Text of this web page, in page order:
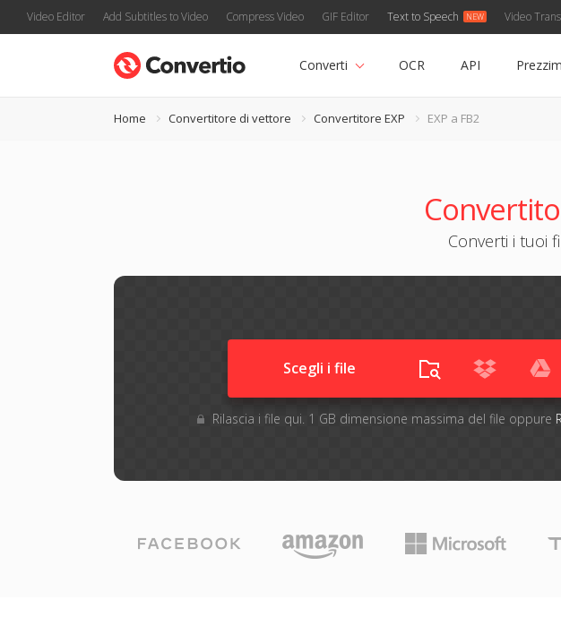
Video Editor Add Subtitles to Video Compress Video GIF Editor Text to Speech Video
Converti OCR API
Home Convertitore di vettore Convertitore EXP EXP a FB2
Converti i tuoi
Scegli i file
Rilascia i file qui. 1 GB dimensione massima del file oppure